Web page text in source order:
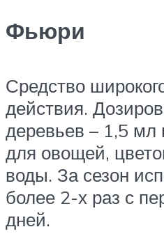
Фьюри
Средство
действия.
деревьев – 1,5 мл
для овощей,
воды. За сезон
более 2-х раз с
дней.